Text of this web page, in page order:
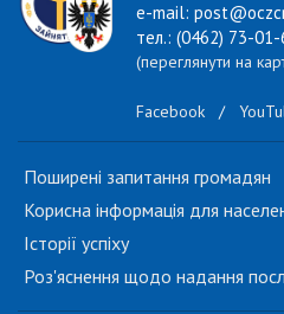
e-mail:
тел.: (0462) 73-01-
(переглянути на
Facebook /
Поширені запитання громадян
Корисна інформація для
Історії успіху
Роз'яснення щодо надання